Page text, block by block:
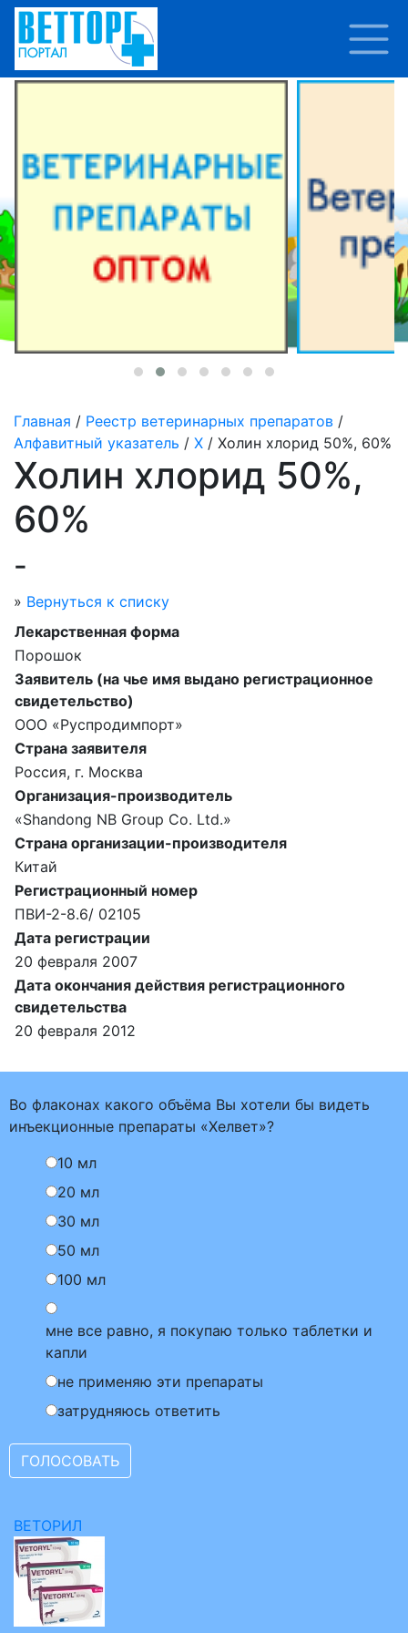
Главная / Реестр ветеринарных препаратов /
Алфавитный указатель / Х / Холин хлорид 50%, 60%
Холин хлорид 50%,
60%
-
» Вернуться к списку
Лекарственная форма
Порошок
Заявитель (на чье имя выдано регистрационное
свидетельство)
ООО «Руспродимпорт»
Страна заявителя
Россия, г. Москва
Организация-производитель
«Shandong NB Group Co. Ltd.»
Страна организации-производителя
Китай
Регистрационный номер
ПВИ-2-8.6/ 02105
Дата регистрации
20 февраля 2007
Дата окончания действия регистрационного
свидетельства
20 февраля 2012
Во флаконах какого объёма Вы хотели бы видеть
инъекционные препараты «Хелвет»?
10 мл
20 мл
30 мл
50 мл
100 мл
мне все равно, я покупаю только таблетки и
капли
не применяю эти препараты
затрудняюсь ответить
ВЕТОРИЛ